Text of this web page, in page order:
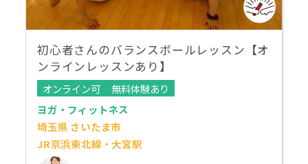
初心者さんのバランスボールレッスン【オ
ンラインレッスンあり】
オンライン可
無料体験あり
ヨガ・フィットネス
埼玉県 さいたま市
JR京浜東北線・大宮駅